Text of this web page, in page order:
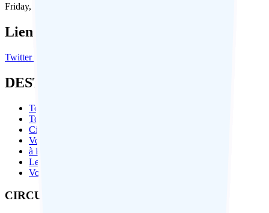
Friday, August 7, 2026, 01:25:01 PM
Liens Sociaux:
Twitter
DESTINATIONS PAR ÉTATS
Tour de l'Inde du Nord
Tour de l'Inde du Sud
Circuit au Rajasthan
Voyages Himachal
à Propos de Delhi
Leh – Ladakh
Voyage du Bhoutan
CIRCUITS EN INDE PAR THÈME